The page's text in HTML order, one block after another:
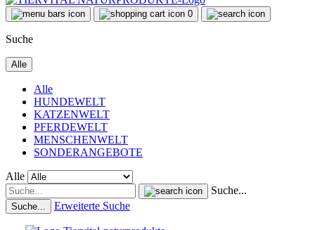
0
Suche
Alle
Alle
HUNDEWELT
KATZENWELT
PFERDEWELT
MENSCHENWELT
SONDERANGEBOTE
Alle
Suche...
Suche... Erweiterte Suche